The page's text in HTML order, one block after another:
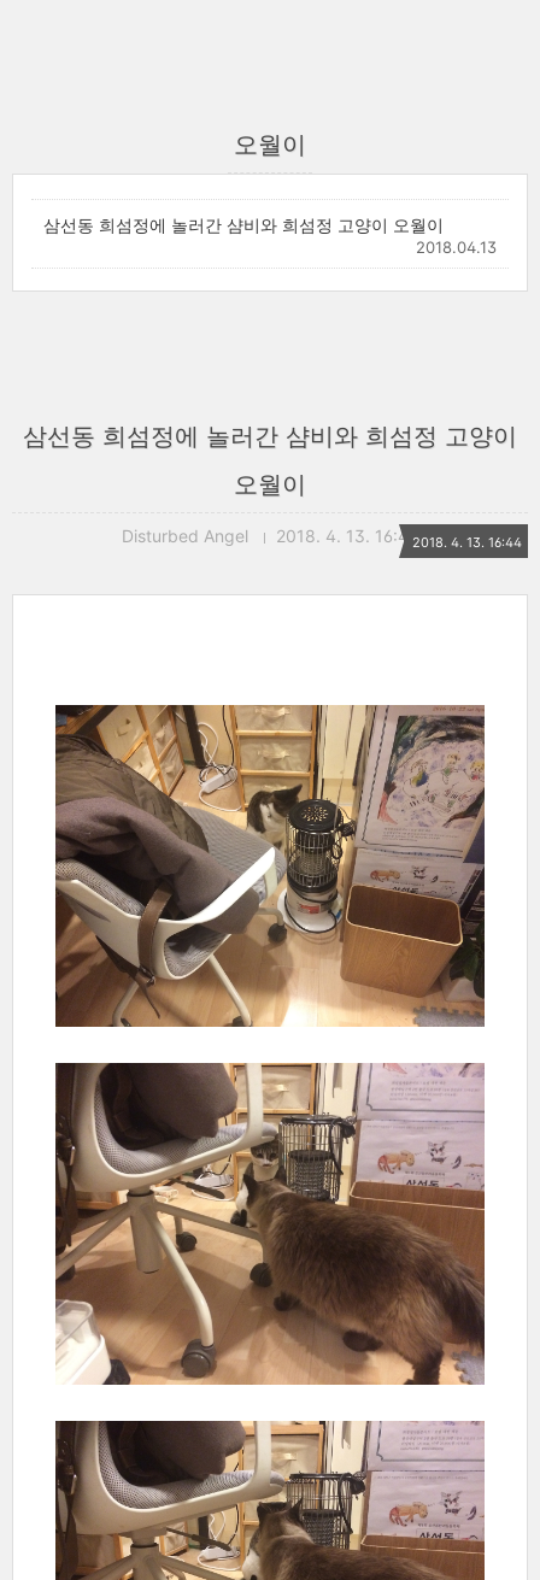
오월이
삼선동 희섬정에 놀러간 샴비와 희섬정 고양이 오월이
2018.04.13
삼선동 희섬정에 놀러간 샴비와 희섬정 고양이
오월이
Disturbed Angel 2018. 4. 13. 16:442018. 4. 13. 16:44